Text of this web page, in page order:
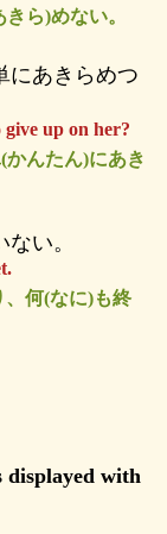
ら)めない。
にあきらめつ
give up on her?
んたん)にあき
い。
、何(なに)も終
with